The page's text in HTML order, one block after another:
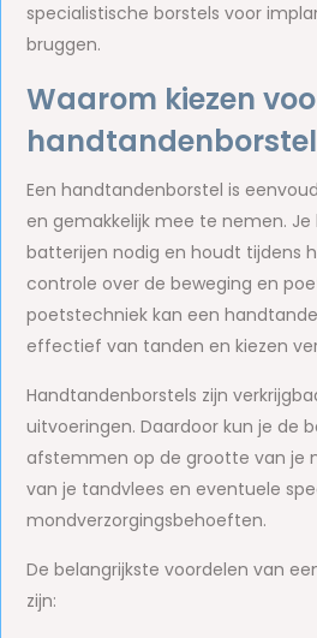
specialistische borstels voor
bruggen.
Waarom kiezen
Een handtandenborstel is
en gemakkelijk mee te nemen.
batterijen nodig en houdt tijdens
controle over de beweging en
poetstechniek kan een
effectief van tanden en kiezen
Handtandenborstels zijn
uitvoeringen. Daardoor kun je de
afstemmen op de grootte van je
van je tandvlees en eventuele
mondverzorgingsbehoeften.
De belangrijkste voordelen van
zijn: